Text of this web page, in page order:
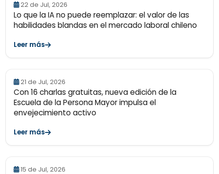
22 de Jul, 2026
Lo que la IA no puede reemplazar: el valor de las
habilidades blandas en el mercado laboral chileno
Leer más
21 de Jul, 2026
Con 16 charlas gratuitas, nueva edición de la
Escuela de la Persona Mayor impulsa el
envejecimiento activo
Leer más
15 de Jul, 2026